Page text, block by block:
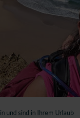
und sind in Ihrem Urlaub